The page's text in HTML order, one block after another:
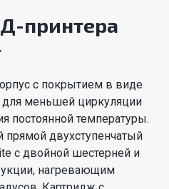
принтера
с покрытием в виде
меньшей циркуляции
постоянной температуры.
прямой двухступенчатый
с двойной шестерней и
нагревающим